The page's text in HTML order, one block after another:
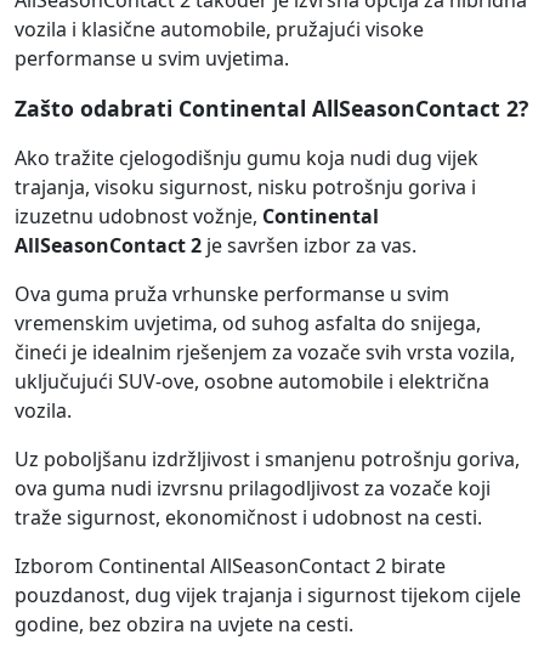
vozila i klasične automobile, pružajući visoke
performanse u svim uvjetima.
Zašto odabrati Continental AllSeasonContact 2?
Ako tražite cjelogodišnju gumu koja nudi dug vijek
trajanja, visoku sigurnost, nisku potrošnju goriva i
izuzetnu udobnost vožnje, Continental
AllSeasonContact 2 je savršen izbor za vas.
Ova guma pruža vrhunske performanse u svim
vremenskim uvjetima, od suhog asfalta do snijega,
čineći je idealnim rješenjem za vozače svih vrsta vozila,
uključujući SUV-ove, osobne automobile i električna
vozila.
Uz poboljšanu izdržljivost i smanjenu potrošnju goriva,
ova guma nudi izvrsnu prilagodljivost za vozače koji
traže sigurnost, ekonomičnost i udobnost na cesti.
Izborom Continental AllSeasonContact 2 birate
pouzdanost, dug vijek trajanja i sigurnost tijekom cijele
godine, bez obzira na uvjete na cesti.